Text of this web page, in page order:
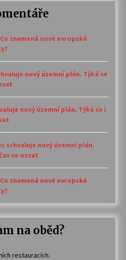
znamená nové evropské
nový územní plán. Týká se
nový územní plán. Týká se i
schvaluje nový územní plán.
se ozvat
znamená nové evropské
na oběd?
restauracích.